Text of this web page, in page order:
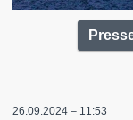
26.09.2024 – 11:53